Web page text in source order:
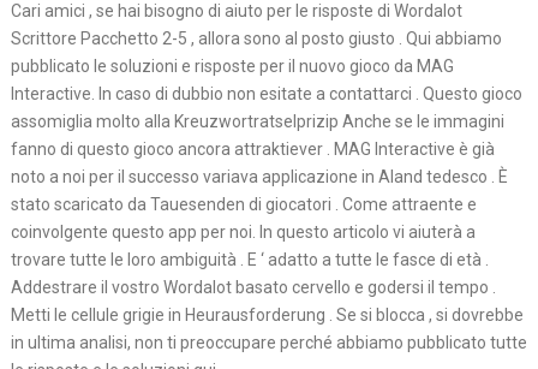
Cari amici , se hai bisogno di aiuto per le risposte di Wordalot
Scrittore Pacchetto 2-5 , allora sono al posto giusto . Qui abbiamo
pubblicato le soluzioni e risposte per il nuovo gioco da MAG
Interactive. In caso di dubbio non esitate a contattarci . Questo gioco
assomiglia molto alla Kreuzwortratselprizip Anche se le immagini
fanno di questo gioco ancora attraktiever . MAG Interactive è già
noto a noi per il successo variava applicazione in Aland tedesco . È
stato scaricato da Tauesenden di giocatori . Come attraente e
coinvolgente questo app per noi. In questo articolo vi aiuterà a
trovare tutte le loro ambiguità . E ‘ adatto a tutte le fasce di età .
Addestrare il vostro Wordalot basato cervello e godersi il tempo .
Metti le cellule grigie in Heurausforderung . Se si blocca , si dovrebbe
in ultima analisi, non ti preoccupare perché abbiamo pubblicato tutte